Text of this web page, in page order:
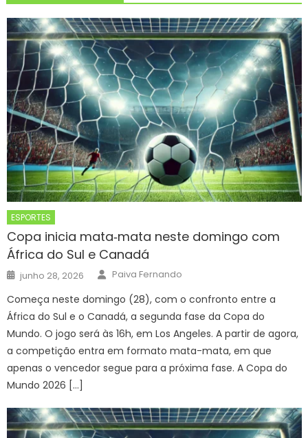
ESPORTES
Copa inicia mata‑mata neste domingo com
África do Sul e Canadá
Posted
on
junho 28, 2026 Author
Paiva Fernando
Começa neste domingo (28), com o confronto entre a
África do Sul e o Canadá, a segunda fase da Copa do
Mundo. O jogo será às 16h, em Los Angeles. A partir de agora,
a competição entra em formato mata-mata, em que
apenas o vencedor segue para a próxima fase. A Copa do
Mundo 2026 […]